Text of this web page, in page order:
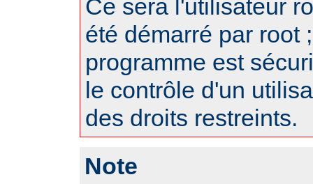
Ce sera l'utilisateur
été démarré par root
programme est
le contrôle d'un
des droits restreints.
Note